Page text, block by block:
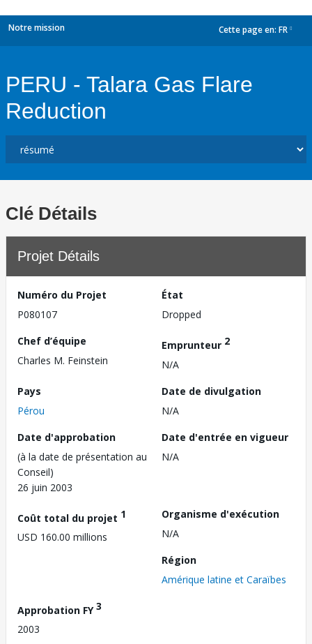
Notre mission Cette page en: FR
PERU - Talara Gas Flare
Reduction
Clé Détails
Projet Détails
Numéro du Projet
P080107
État
Dropped
Chef d’équipe
Charles M. Feinstein
Emprunteur 2
N/A
Pays
Pérou
Date de divulgation
N/A
Date d'approbation
(à la date de présentation au
Conseil)
26 juin 2003
Date d'entrée en vigueur
N/A
Coût total du projet 1
USD 160.00 millions
Organisme d'exécution
N/A
Région
Amérique latine et Caraïbes
Approbation FY3
2003